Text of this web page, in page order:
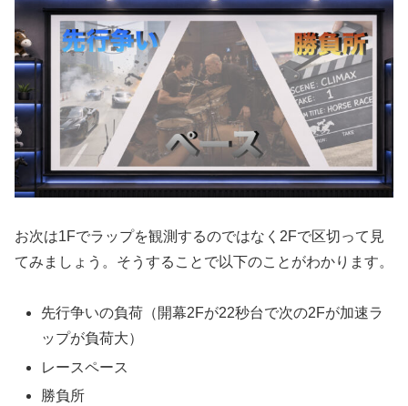
お次は1Fでラップを観測するのではなく2Fで区切って見
てみましょう。そうすることで以下のことがわかります。
先行争いの負荷（開幕2Fが22秒台で次の2Fが加速ラ
ップが負荷大）
レースペース
勝負所